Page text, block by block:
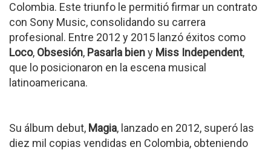
Colombia. Este triunfo le permitió firmar un contrato
con Sony Music, consolidando su carrera
profesional. Entre 2012 y 2015 lanzó éxitos como
Loco, Obsesión, Pasarla bieny Miss Independent,
que lo posicionaron en la escena musical
latinoamericana.
Su álbum debut, Magia, lanzado en 2012, superó las
diez mil copias vendidas en Colombia, obteniendo